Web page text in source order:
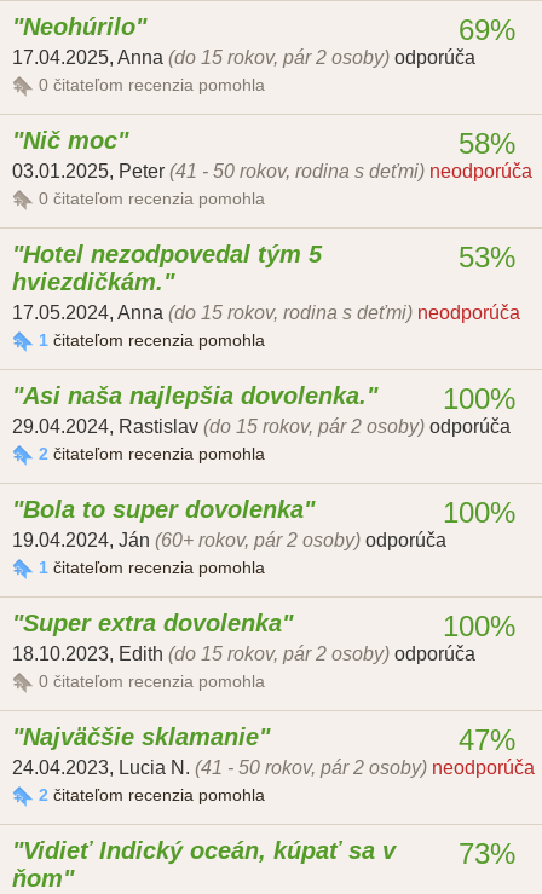
Neohúrilo
17.04.2025, Anna (do 15 rokov, pár 2 osoby) odporúča
0 čitateľom recenzia pomohla
69%
Nič moc
03.01.2025, Peter (41 - 50 rokov, rodina s deťmi) neodporúča
0 čitateľom recenzia pomohla
58%
Hotel nezodpovedal tým 5
hviezdičkám.
17.05.2024, Anna (do 15 rokov, rodina s deťmi) neodporúča
1 čitateľom recenzia pomohla
53%
Asi naša najlepšia dovolenka.
29.04.2024, Rastislav (do 15 rokov, pár 2 osoby) odporúča
2 čitateľom recenzia pomohla
100%
Bola to super dovolenka
19.04.2024, Ján (60+ rokov, pár 2 osoby) odporúča
1 čitateľom recenzia pomohla
100%
Super extra dovolenka
18.10.2023, Edith (do 15 rokov, pár 2 osoby) odporúča
0 čitateľom recenzia pomohla
100%
Najväčšie sklamanie
24.04.2023, Lucia N. (41 - 50 rokov, pár 2 osoby) neodporúča
2 čitateľom recenzia pomohla
47%
Vidieť Indický oceán, kúpať sa v
ňom
73%